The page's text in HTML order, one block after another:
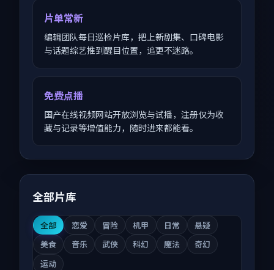
片单常新
编辑团队每日巡检片库，把上新剧集、口碑电影
与话题综艺推到醒目位置，追更不迷路。
免费点播
国产在线视频网站开放浏览与试播，注册仅为收
藏与记录等增值能力，随时进来都能看。
全部片库
全部 恋爱 冒险 机甲 日常
悬疑
美食
音乐 武侠 科幻 魔法
奇幻
运动